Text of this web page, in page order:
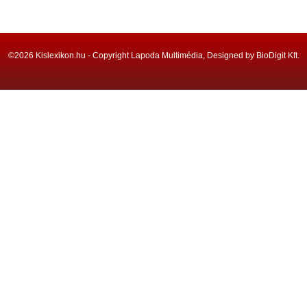
©2026 Kislexikon.hu - Copyright Lapoda Multimédia, Designed by BioDigit Kft.